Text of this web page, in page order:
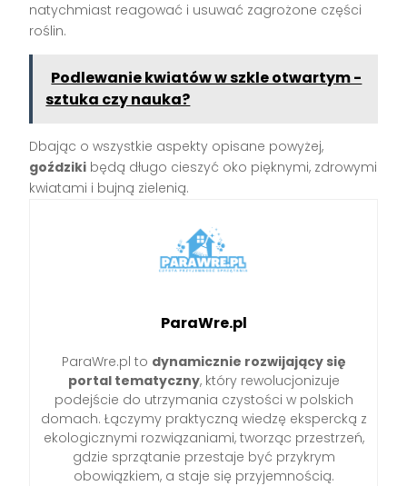
natychmiast reagować i usuwać zagrożone części
roślin.
Podlewanie kwiatów w szkle otwartym -
sztuka czy nauka?
Dbając o wszystkie aspekty opisane powyżej,
goździki będą długo cieszyć oko pięknymi, zdrowymi
kwiatami i bujną zielenią.
ParaWre.pl
ParaWre.pl to dynamicznie rozwijający się
portal tematyczny, który rewolucjonizuje
podejście do utrzymania czystości w polskich
domach. Łączymy praktyczną wiedzę ekspercką z
ekologicznymi rozwiązaniami, tworząc przestrzeń,
gdzie sprzątanie przestaje być przykrym
obowiązkiem, a staje się przyjemnością.